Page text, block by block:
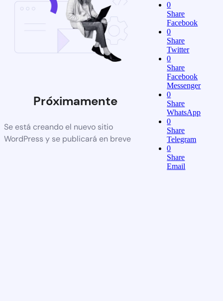
Próximamente
Se está creando el nuevo sitio
WordPress y se publicará en breve
0
Share
Facebook
0
Share
Twitter
0
Share
Facebook
Messenger
0
Share
WhatsApp
0
Share
Telegram
0
Share
Email